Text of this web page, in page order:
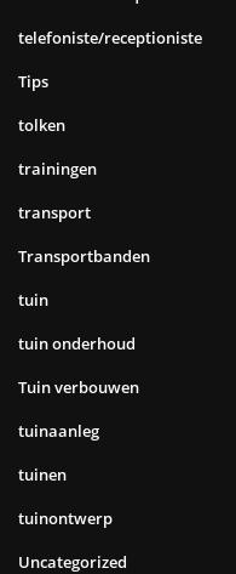
telefoniste/receptioniste
Tips
tolken
trainingen
transport
Transportbanden
tuin
tuin onderhoud
Tuin verbouwen
tuinaanleg
tuinen
tuinontwerp
Uncategorized